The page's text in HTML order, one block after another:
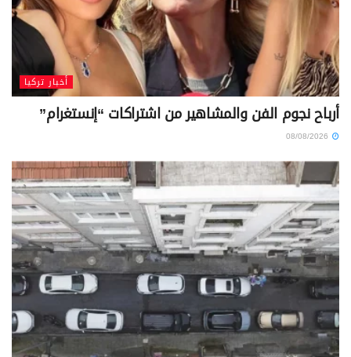
أخبار تركيا
أرباح نجوم الفن والمشاهير من اشتراكات “إنستغرام”